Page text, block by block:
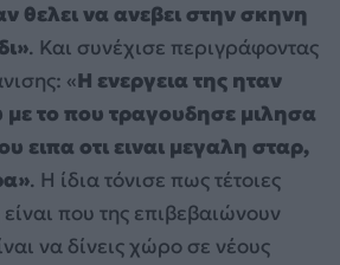
θελει να ανεβει στην σκηνη
. Και συνέχισε περιγράφοντας
«Η ενεργεια της ηταν
με το που τραγουδησε μιλησα
ειπα οτι ειναι μεγαλη σταρ,
. Η ίδια τόνισε πως τέτοιες
που της επιβεβαιώνουν
να δίνεις χώρο σε νέους